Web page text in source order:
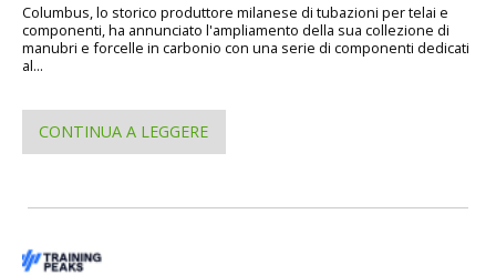
Columbus, lo storico produttore milanese di tubazioni per telai e
componenti, ha annunciato l'ampliamento della sua collezione di
manubri e forcelle in carbonio con una serie di componenti dedicati
al...
CONTINUA A LEGGERE